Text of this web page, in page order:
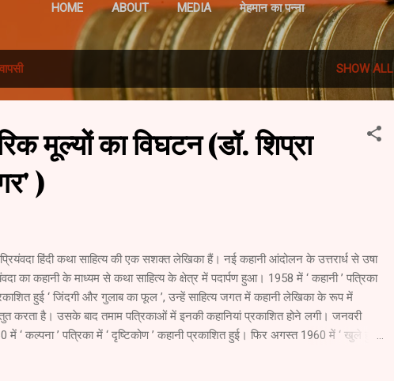
HOME ABOUT MEDIA मेहमान का पन्ना
वापसी SHOW ALL
मूल्यों का विघटन (डॉ. शिप्रा
)
हिंदी कथा साहित्य की एक सशक्त लेखिका हैं। नई कहानी आंदोलन के उत्तरार्ध से उषा
का कहानी के माध्यम से कथा साहित्य के क्षेत्र में पदार्पण हुआ। 1958 में ‘ कहानी ’ पत्रिका
हुई ‘ जिंदगी और गुलाब का फूल ’, उन्हें साहित्य जगत में कहानी लेखिका के रूप में
करता है। उसके बाद तमाम पत्रिकाओं में इनकी कहानियां प्रकाशित होने लगी। जनवरी
में ‘ कल्पना ’ पत्रिका में ‘ दृष्टिकोण ’ कहानी प्रकाशित हुई। फिर अगस्त 1960 में ‘ खुले हुए